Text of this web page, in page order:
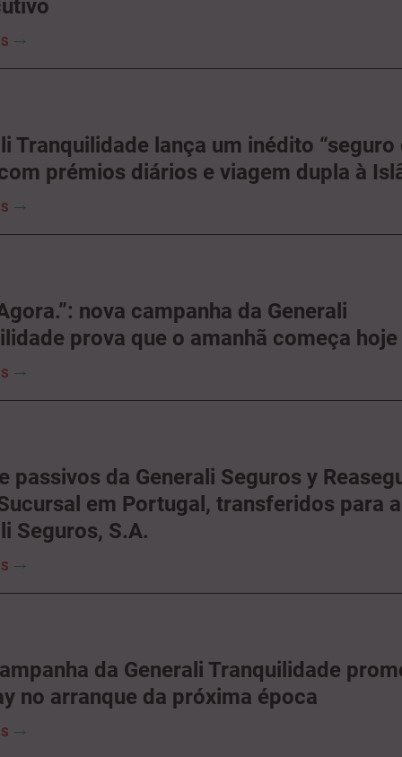
Tranquilidade lança um inédito “seguro
prémios diários e viagem dupla à
nova campanha da Generali
prova que o amanhã começa hoje
passivos da Generali Seguros y
em Portugal, transferidos para a
Seguros, S.A.
da Generali Tranquilidade
no arranque da próxima época